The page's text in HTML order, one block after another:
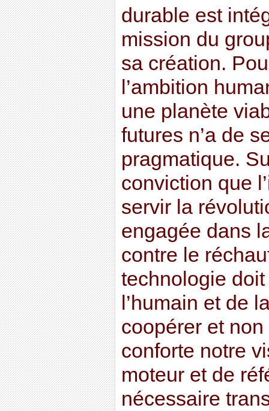
durable est
mission du
sa création.
l’ambition
une planète
futures n’a de
pragmatique.
conviction que
servir la
engagée dans
contre le
technologie
l’humain et de
coopérer et non
conforte notre
moteur et de
nécessaire